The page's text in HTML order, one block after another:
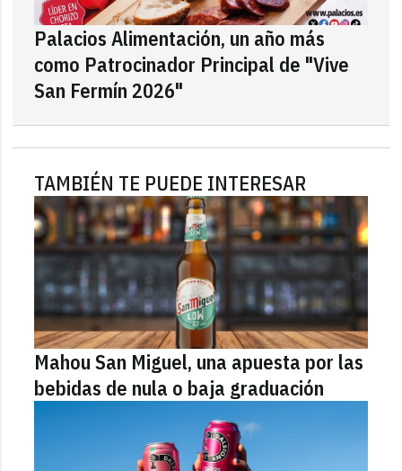
Palacios Alimentación, un año más
como Patrocinador Principal de "Vive
San Fermín 2026"
TAMBIÉN TE PUEDE INTERESAR
Mahou San Miguel, una apuesta por las
bebidas de nula o baja graduación